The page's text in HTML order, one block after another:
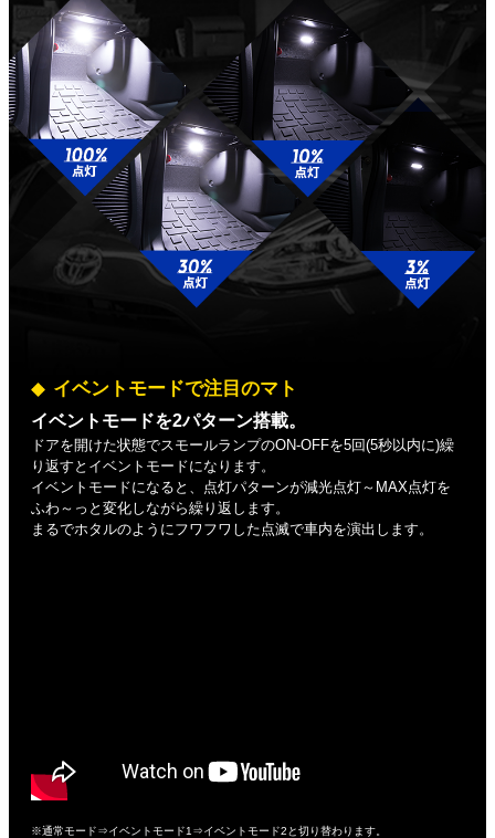
イベントモードで注目のマト
イベントモードを2パターン搭載。
ドアを開けた状態でスモールランプのON-OFFを5回(5秒以内に)繰
り返すとイベントモードになります。
イベントモードになると、点灯パターンが減光点灯～MAX点灯を
ふわ～っと変化しながら繰り返します。
まるでホタルのようにフワフワした点滅で車内を演出します。
※通常モード⇒イベントモード1⇒イベントモード2と切り替わります。